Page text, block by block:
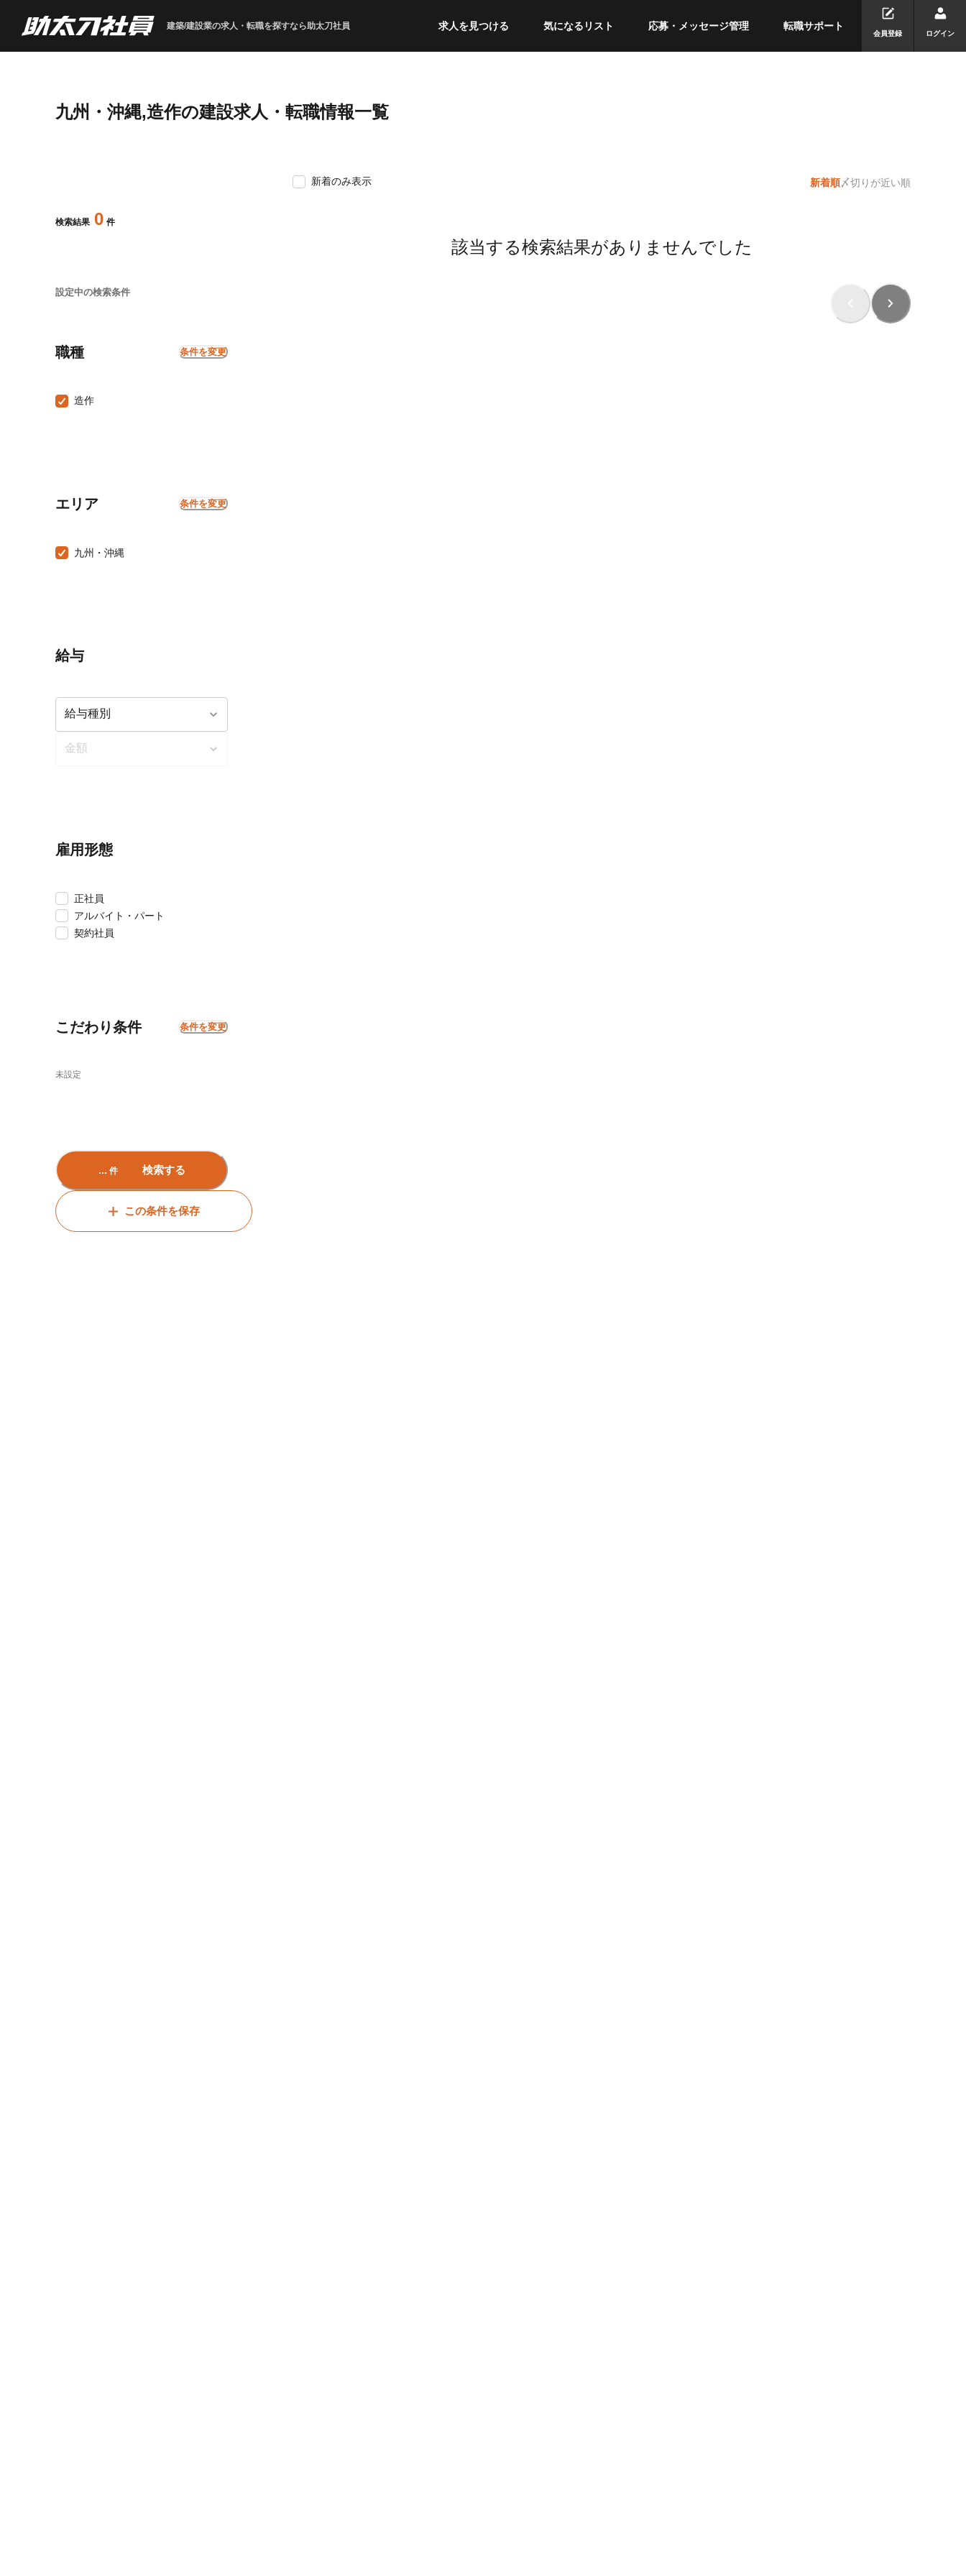
建築/建設業の求人・転職を探すなら助太刀社員 求人を見つける 気になるリスト 応募・メッセージ管理 転職サポート
会員登録 ログイン
九州・沖縄,造作の建設求人・転職情報一覧
検索結果 0 件
設定中の検索条件
職種 条件を変更
造作
エリア 条件を変更
九州・沖縄
給与
雇用形態
正社員
アルバイト・パート
契約社員
こだわり条件 条件を変更
未設定
... 件 検索する
この条件を保存
新着のみ表示 新着順〆切りが近い順
該当する検索結果がありませんでした